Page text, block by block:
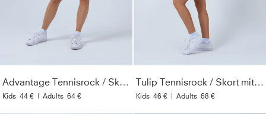
Advantage Tennisrock / Skort mit Ballhalter, navy blau
Kids 44 € | Adults 64 €
Tulip Tennisrock / Skort mit Taschen, weiß
Kids 46 € | Adults 68 €